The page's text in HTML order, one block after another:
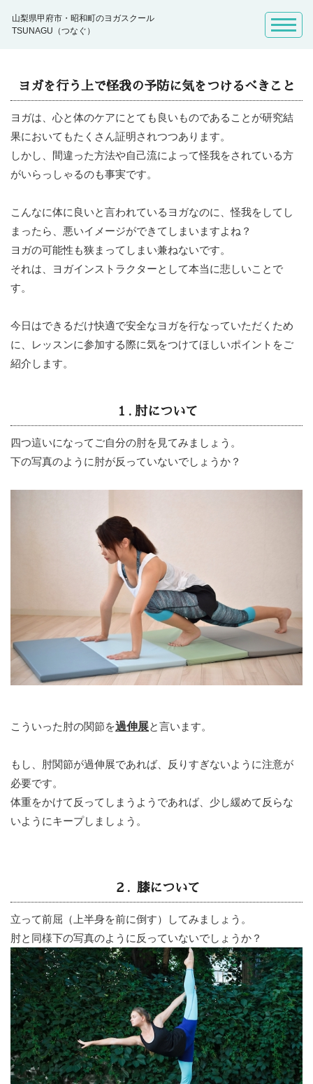
山梨県甲府市・昭和町のヨガスクール
TSUNAGU（つなぐ）
ヨガを行う上で怪我の予防に気をつけるべきこと
ヨガは、心と体のケアにとても良いものであることが研究結
果においてもたくさん証明されつつあります。
しかし、間違った方法や自己流によって怪我をされている方
がいらっしゃるのも事実です。
こんなに体に良いと言われているヨガなのに、怪我をしてし
まったら、悪いイメージができてしまいますよね？
ヨガの可能性も狭まってしまい兼ねないです。
それは、ヨガインストラクターとして本当に悲しいことで
す。
今日はできるだけ快適で安全なヨガを行なっていただくため
に、レッスンに参加する際に気をつけてほしいポイントをご
紹介します。
１. 肘について
四つ這いになってご自分の肘を見てみましょう。
下の写真のように肘が反っていないでしょうか？
こういった肘の関節を過伸展と言います。
もし、肘関節が過伸展であれば、反りすぎないように注意が
必要です。
体重をかけて反ってしまうようであれば、少し緩めて反らな
いようにキープしましょう。
２. 膝について
立って前屈（上半身を前に倒す）してみましょう。
肘と同様下の写真のように反っていないでしょうか？